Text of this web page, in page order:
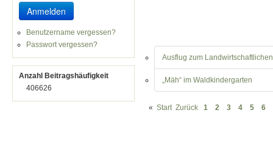
Anmelden
Benutzername vergessen?
Passwort vergessen?
Anzahl Beitragshäufigkeit
406626
Ausflug zum
„Mäh“ im Waldkindergarten
« Start Zurück 1 2 3 4 5 6